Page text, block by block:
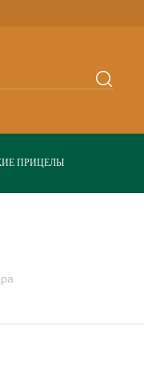
ПРИЦЕЛЫ